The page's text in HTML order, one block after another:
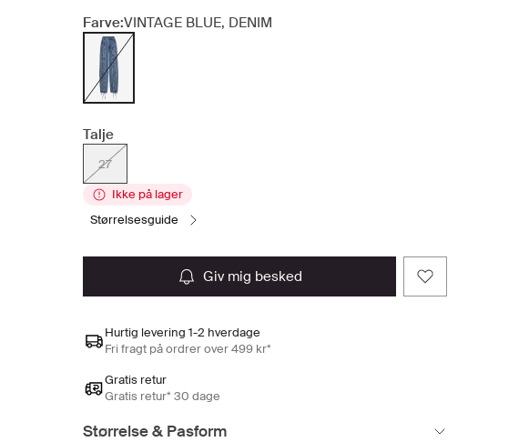
Farve:VINTAGE BLUE, DENIM
Talje
27
Ikke på lager
størrelsesguide
giv mig besked
Hurtig levering 1-2 hverdage
Fri fragt på ordrer over 499 kr*
Gratis retur
Gratis retur* 30 dage
Størrelse & Pasform